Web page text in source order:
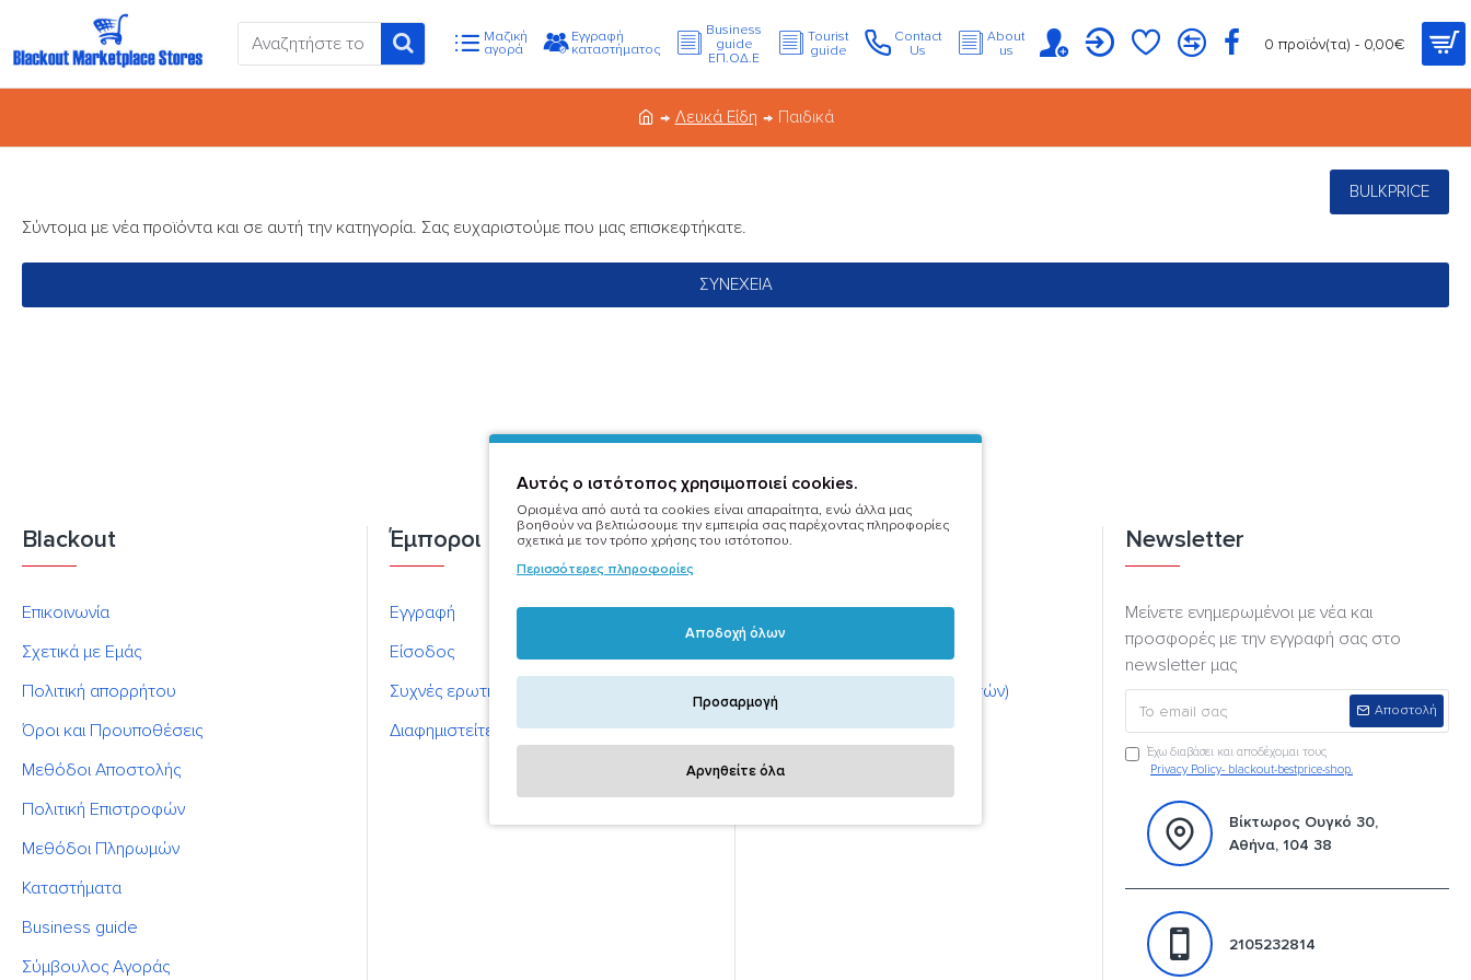
Μαζική
αγορά
Εγγραφή
καταστήματος
Business
guide
ΕΠ.ΟΔ.Ε
Tourist
guide
Contact
Us
About
us
0 προϊόν(τα) - 0,00€
Λευκά Είδη Παιδικά
BULKPRICE
Σύντομα με νέα προϊόντα και σε αυτή την κατηγορία. Σας ευχαριστούμε που μας επισκεφτήκατε.
ΣΥΝΈΧΕΙΑ
Blackout
Επικοινωνία
Σχετικά με Εμάς
Πολιτική απορρήτου
Όροι και Προυποθέσεις
Μεθόδοι Αποστολής
Πολιτική Επιστροφών
Μεθόδοι Πληρωμών
Καταστήματα
Business guide
Σύμβουλος Αγοράς
Έμποροι
Εγγραφή
Είσοδος
Συχνές ερωτήσεις(εμπόρων)
Διαφημιστείτε στο blackout.gr
Ιδιώτες
Εγγραφή
Συχνές ερωτήσεις(καταναλωτών)
Newsletter
Μείνετε ενημερωμένοι με νέα και
προσφορές με την εγγραφή σας στο
newsletter μας
Αποστολή
Έχω διαβάσει και αποδέχομαι τους
Privacy Policy- blackout-bestprice-shop.
Βίκτωρος Ουγκό 30,
Αθήνα, 104 38
2105232814
Αυτός ο ιστότοπος χρησιμοποιεί cookies.
Ορισμένα από αυτά τα cookies είναι απαραίτητα, ενώ άλλα μας
βοηθούν να βελτιώσουμε την εμπειρία σας παρέχοντας πληροφορίες
σχετικά με τον τρόπο χρήσης του ιστότοπου.
Περισσότερες πληροφορίες
Αποδοχή όλων
Προσαρμογή
Αρνηθείτε όλα